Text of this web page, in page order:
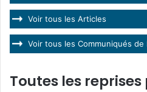
Voir tous les Articles
Voir tous les Communiqués de
Toutes les